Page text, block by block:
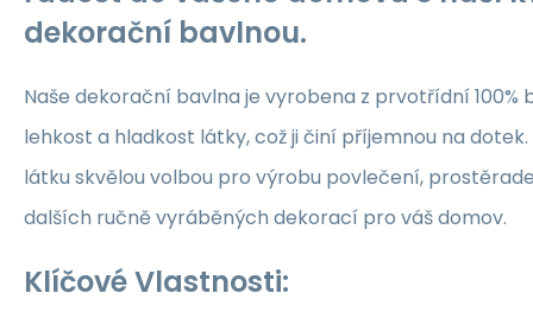
dekorační bavlnou.
Naše dekorační bavlna je vyrobena z prvotřídní 100%
lehkost a hladkost látky, což ji činí příjemnou na
látku skvělou volbou pro výrobu povlečení,
dalších ručně vyráběných dekorací pro váš domov.
Klíčové Vlastnosti: